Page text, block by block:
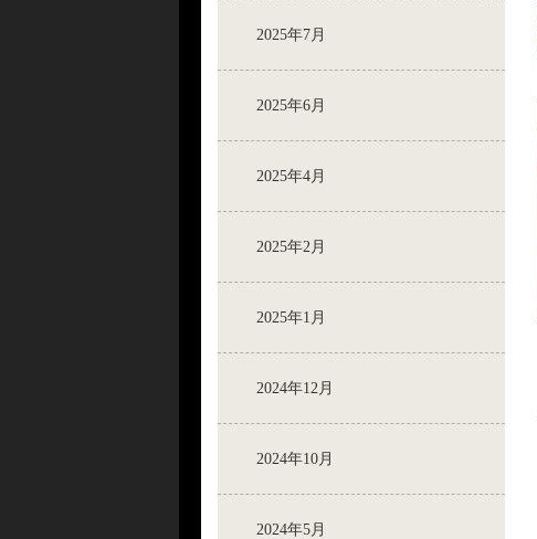
2025年7月
2025年6月
2025年4月
2025年2月
2025年1月
2024年12月
2024年10月
2024年5月